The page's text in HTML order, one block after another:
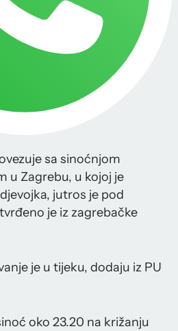
sa sinoćnjom
u Zagrebu, u kojoj je
jutros je pod
je iz zagrebačke
je u tijeku, dodaju iz PU
oko 23.20 na križanju